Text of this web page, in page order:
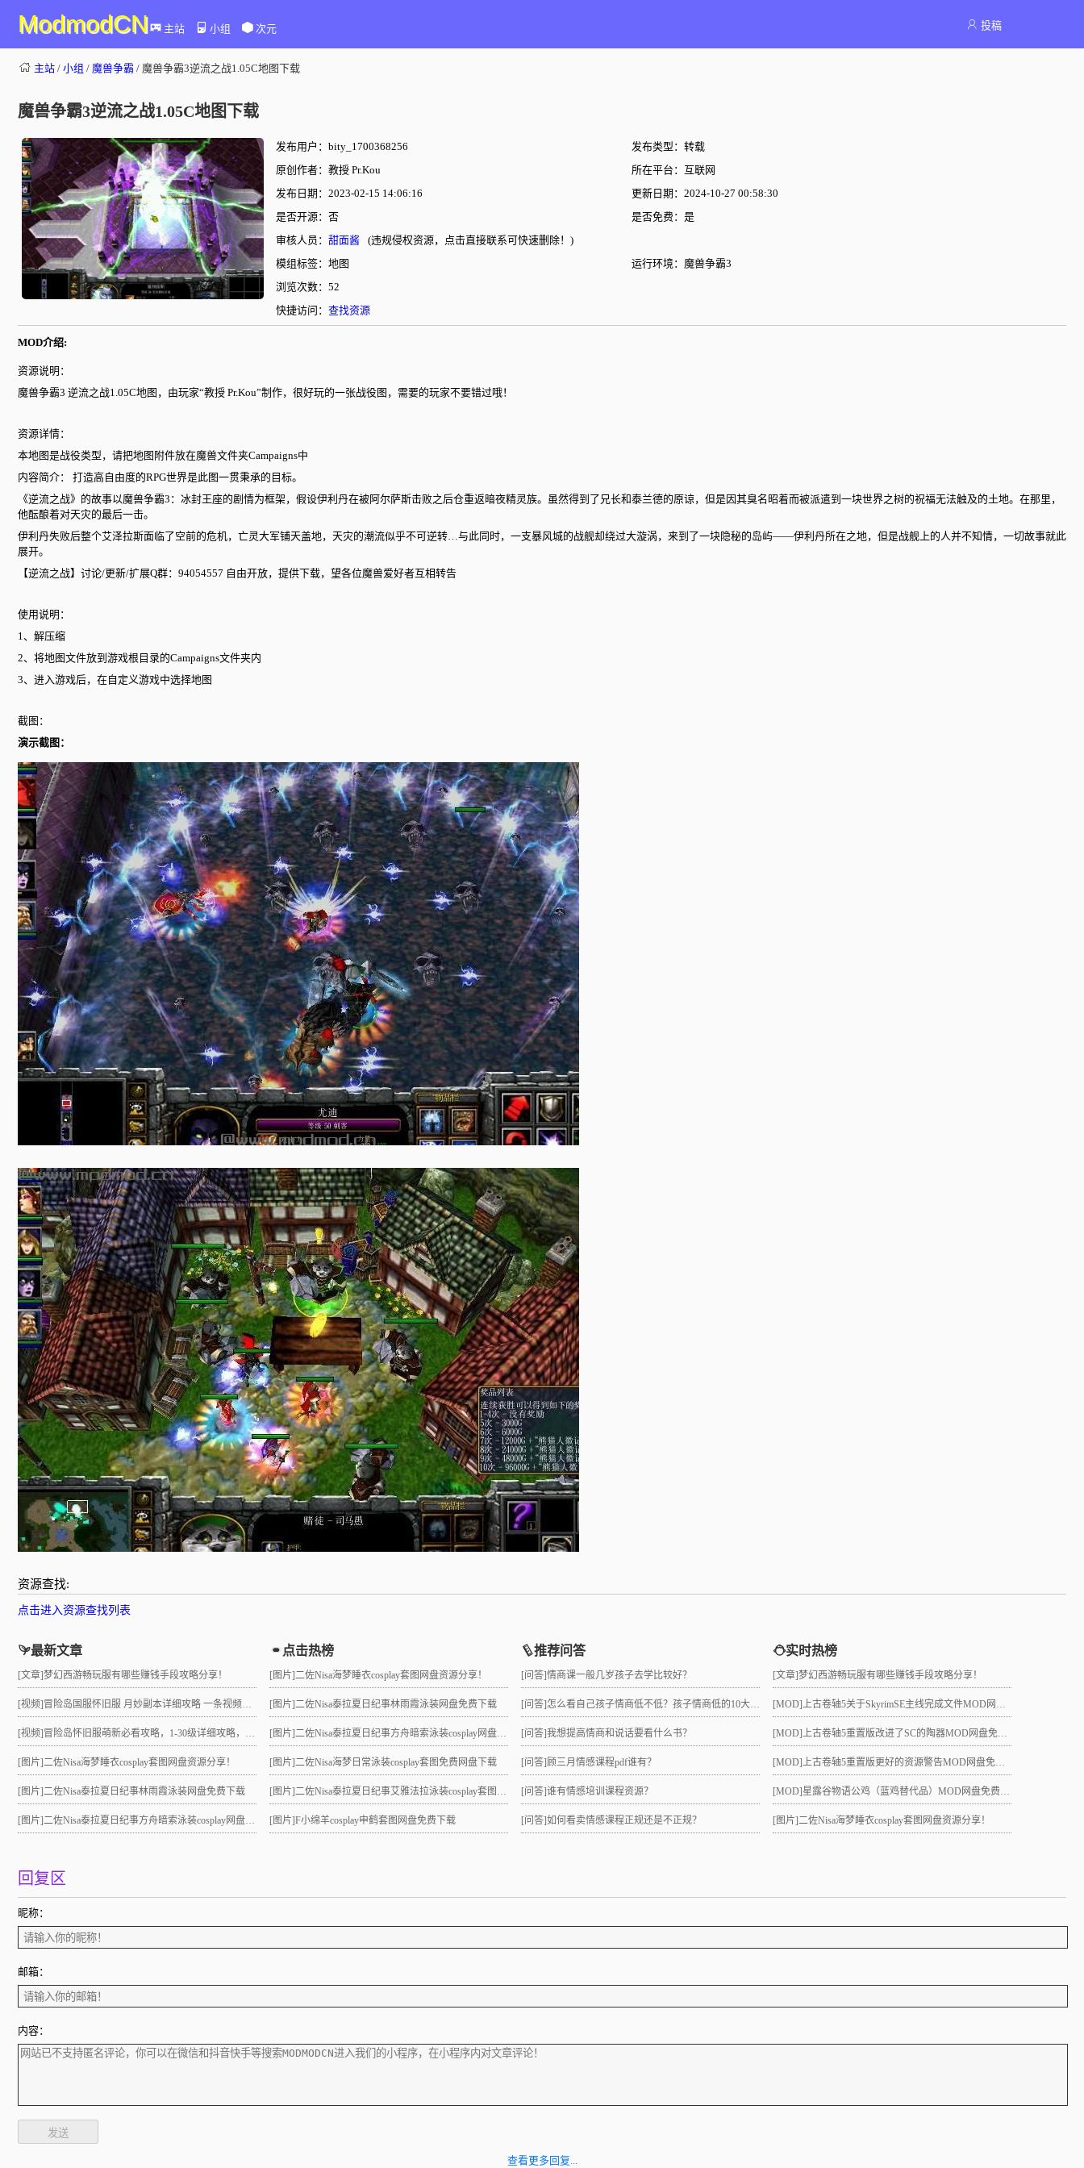
ModmodCN 主站 小组 次元 投稿
主站 / 小组 / 魔兽争霸 / 魔兽争霸3逆流之战1.05C地图下载
魔兽争霸3逆流之战1.05C地图下载
发布用户：bity_1700368256
发布类型：转载
原创作者：教授 Pr.Kou
所在平台：互联网
发布日期：2023-02-15 14:06:16
更新日期：2024-10-27 00:58:30
是否开源：否
是否免费：是
审核人员： 甜面酱
(违规侵权资源，点击直接联系可快速删除！)
模组标签：地图
运行环境：魔兽争霸3
浏览次数：52
快捷访问： 查找资源
MOD介绍:
资源说明：
魔兽争霸3 逆流之战1.05C地图，由玩家“教授 Pr.Kou”制作，很好玩的一张战役图，需要的玩家不要错过哦！
资源详情：
本地图是战役类型，请把地图附件放在魔兽文件夹Campaigns中
内容简介： 打造高自由度的RPG世界是此图一贯秉承的目标。
《逆流之战》的故事以魔兽争霸3：冰封王座的剧情为框架，假设伊利丹在被阿尔萨斯击败之后仓重返暗夜精灵族。虽然得到了兄长和泰兰德的原谅，但是因其臭名昭着而被派遣到一块世界之树的祝福无法触及的土地。在那里，
他酝酿着对天灾的最后一击。
伊利丹失败后整个艾泽拉斯面临了空前的危机，亡灵大军铺天盖地，天灾的潮流似乎不可逆转…与此同时，一支暴风城的战舰却绕过大漩涡，来到了一块隐秘的岛屿——伊利丹所在之地，但是战舰上的人并不知情，一切故事就此
展开。
【逆流之战】讨论/更新/扩展Q群：94054557 自由开放，提供下载，望各位魔兽爱好者互相转告
使用说明：
1、解压缩
2、将地图文件放到游戏根目录的Campaigns文件夹内
3、进入游戏后，在自定义游戏中选择地图
截图：
演示截图：
资源查找:
点击进入资源查找列表
最新文章
[文章]梦幻西游畅玩服有哪些赚钱手段攻略分享！
[视频] 冒险岛国服怀旧服 月妙副本详细攻略 一条视频助力10级直升21 组队不求人
[视频] 冒险岛怀旧服萌新必看攻略，1-30级详细攻略，3小时就能到21级！
[图片]二佐Nisa海梦睡衣cosplay套图网盘资源分享！
[图片]二佐Nisa泰拉夏日纪事林雨霞泳装网盘免费下载
[图片]二佐Nisa泰拉夏日纪事方舟暗索泳装cosplay网盘分享！
点击热榜
[图片]二佐Nisa海梦睡衣cosplay套图网盘资源分享！
[图片]二佐Nisa泰拉夏日纪事林雨霞泳装网盘免费下载
[图片]二佐Nisa泰拉夏日纪事方舟暗索泳装cosplay网盘分享！
[图片]二佐Nisa海梦日常泳装cosplay套图免费网盘下载
[图片]二佐Nisa泰拉夏日纪事艾雅法拉泳装cosplay套图网盘免费下载
[图片]F小绵羊cosplay申鹤套图网盘免费下载
推荐问答
[问答]情商课一般几岁孩子去学比较好？
[问答] 怎么看自己孩子情商低不低？孩子情商低的10大特征是真的吗？
[问答]我想提高情商和说话要看什么书？
[问答]顾三月情感课程pdf谁有？
[问答]谁有情感培训课程资源？
[问答]如何看卖情感课程正规还是不正规？
实时热榜
[文章]梦幻西游畅玩服有哪些赚钱手段攻略分享！
[MOD]上古卷轴5关于SkyrimSE主线完成文件MOD网盘免费下载
[MOD]上古卷轴5重置版改进了SC的陶器MOD网盘免费下载
[MOD]上古卷轴5重置版更好的资源警告MOD网盘免费下载
[MOD] 星露谷物语公鸡（蓝鸡替代品）MOD网盘免费下载
[图片]二佐Nisa海梦睡衣cosplay套图网盘资源分享！
回复区
昵称：
邮箱：
内容：
发送
查看更多回复...